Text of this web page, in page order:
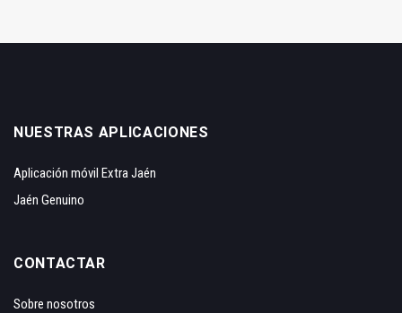
NUESTRAS APLICACIONES
Aplicación móvil Extra Jaén
Jaén Genuino
CONTACTAR
Sobre nosotros